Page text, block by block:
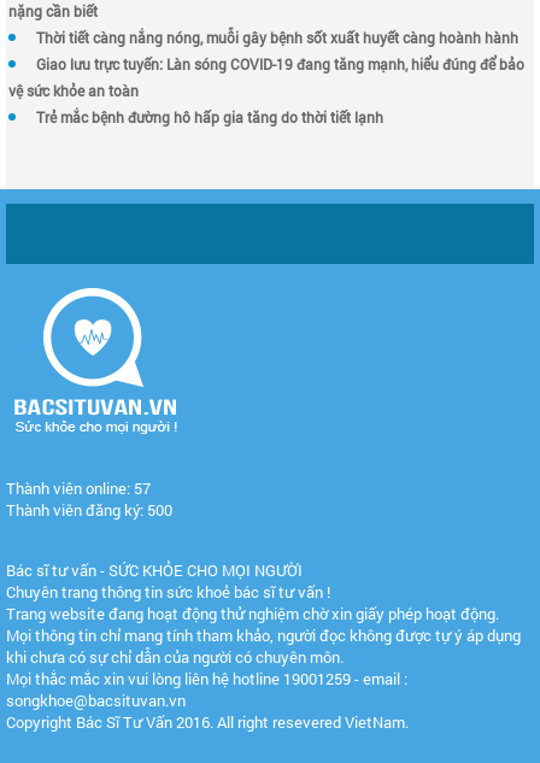
nặng cần biết
Thời tiết càng nắng nóng, muỗi gây bệnh sốt xuất huyết càng hoành hành
Giao lưu trực tuyến: Làn sóng COVID-19 đang tăng mạnh, hiểu đúng để bảo
vệ sức khỏe an toàn
Trẻ mắc bệnh đường hô hấp gia tăng do thời tiết lạnh
Thành viên online: 57
Thành viên đăng ký: 500
Bác sĩ tư vấn - SỨC KHỎE CHO MỌI NGƯỜI
Chuyên trang thông tin sức khoẻ bác sĩ tư vấn !
Trang website đang hoạt động thử nghiệm chờ xin giấy phép hoạt động.
Mọi thông tin chỉ mang tính tham khảo, người đọc không được tự ý áp dụng
khi chưa có sự chỉ dẫn của người có chuyên môn.
Mọi thắc mắc xin vui lòng liên hệ hotline 19001259 - email :
songkhoe@bacsituvan.vn
Copyright Bác Sĩ Tư Vấn 2016. All right resevered VietNam.